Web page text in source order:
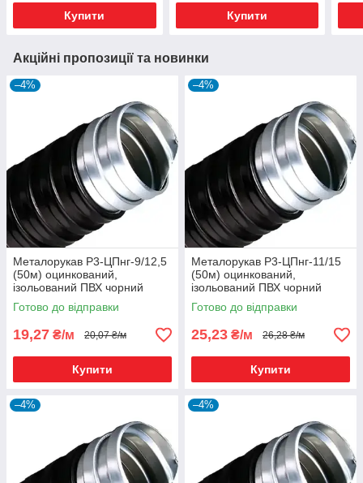
Купити Купити
Акційні пропозиції та новинки
–4%
Металорукав Р3-ЦПнг-9/12,5
(50м) оцинкований,
ізольований ПВХ чорний
Готово до відправки
19,27 ₴/м 20,07 ₴/м
Купити
–4%
Металорукав Р3-ЦПнг-11/15
(50м) оцинкований,
ізольований ПВХ чорний
Готово до відправки
25,23 ₴/м 26,28 ₴/м
Купити
–4% –4%